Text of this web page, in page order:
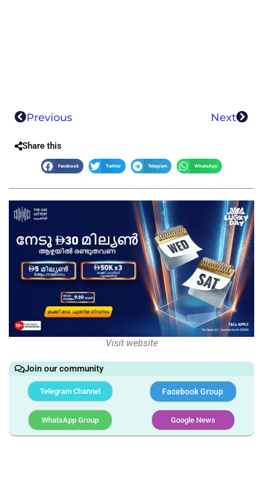
Previous Next
Share this
Facebook Twitter Telegram WhatsApp
Visit website
Join our community
Telegram Channel Facebook Group
WhatsApp Group Google News